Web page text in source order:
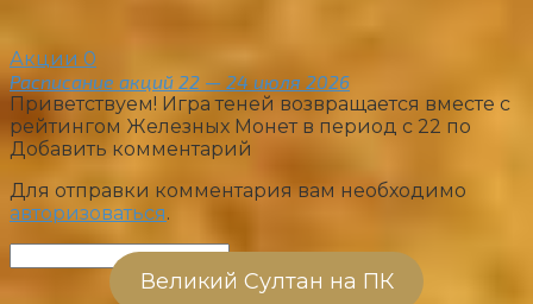
Акции 0
Расписание акций 22 — 24 июля 2026
Приветствуем! Игра теней возвращается вместе с
рейтингом Железных Монет в период с 22 по
Добавить комментарий
Для отправки комментария вам необходимо
авторизоваться.
Великий Султан на ПК